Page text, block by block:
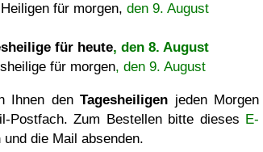
für morgen, den 9. August
für heute, den 8. August
für morgen, den 9. August
Ihnen denTagesheiligen jeden Morgen
Postfach. Zum Bestellen bitte dieses E-
und die Mail absenden.